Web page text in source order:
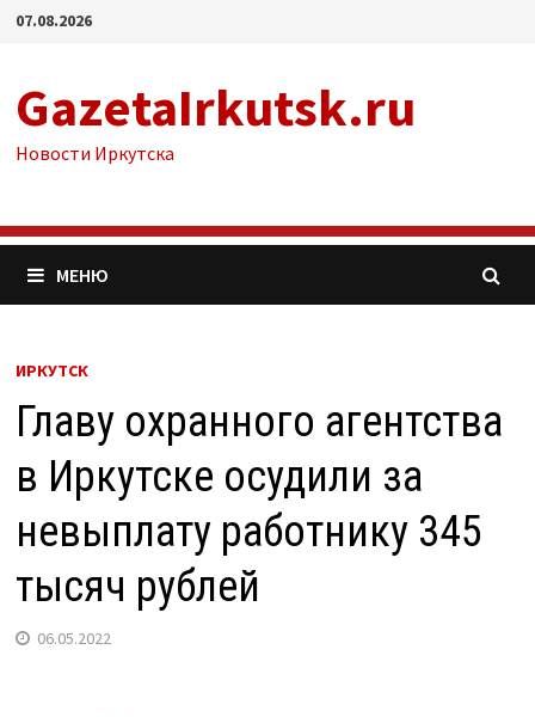
Перейти
07.08.2026
GazetaIrkutsk.ru
Новости Иркутска
МЕНЮ
ИРКУТСК
Главу охранного агентства
в Иркутске осудили за
невыплату работнику 345
тысяч рублей
06.05.2022